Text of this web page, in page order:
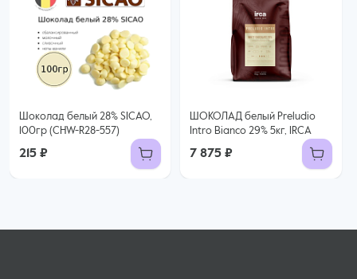
Шоколад белый 28% SICAO,
100гр (CHW-R28-557)
215 ₽
ШОКОЛАД белый Preludio
Intro Bianco 29% 5кг, IRCA
7 875 ₽